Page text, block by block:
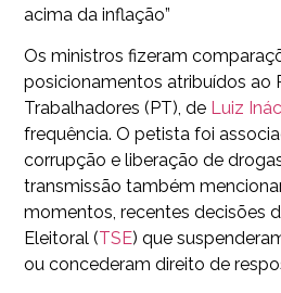
acima da inflação”
Os ministros fizeram
posicionamentos atribuídos ao
Trabalhadores (PT), de Luiz
frequência. O petista foi
corrupção e liberação de
transmissão também
momentos, recentes decisões
Eleitoral (TSE) que
ou concederam direito de